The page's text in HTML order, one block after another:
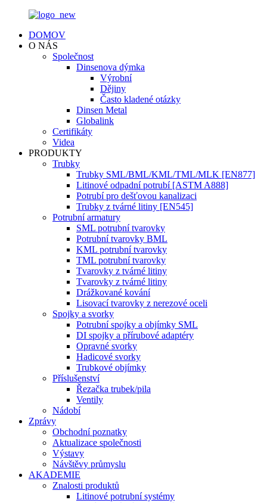
DOMOV
O NÁS
Společnost
Dinsenova dýmka
Výrobní
Dějiny
Často kladené otázky
Dinsen Metal
Globalink
Certifikáty
Videa
PRODUKTY
Trubky
Trubky SML/BML/KML/TML/MLK [EN877]
Litinové odpadní potrubí [ASTM A888]
Potrubí pro dešťovou kanalizaci
Trubky z tvárné litiny [EN545]
Potrubní armatury
SML potrubní tvarovky
Potrubní tvarovky BML
KML potrubní tvarovky
TML potrubní tvarovky
Tvarovky z tvárné litiny
Tvarovky z tvárné litiny
Drážkované kování
Lisovací tvarovky z nerezové oceli
Spojky a svorky
Potrubní spojky a objímky SML
DI spojky a přírubové adaptéry
Opravné svorky
Hadicové svorky
Trubkové objímky
Příslušenství
Řezačka trubek/pila
Ventily
Nádobí
Zprávy
Obchodní poznatky
Aktualizace společnosti
Výstavy
Návštěvy průmyslu
AKADEMIE
Znalosti produktů
Litinové potrubní systémy